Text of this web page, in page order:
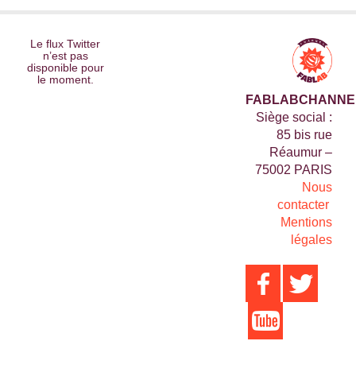
Le flux Twitter
n’est pas
disponible pour
le moment.
Siège social :
85 bis rue
Réaumur –
75002 PARIS
Nous
contacter
Mentions
légales